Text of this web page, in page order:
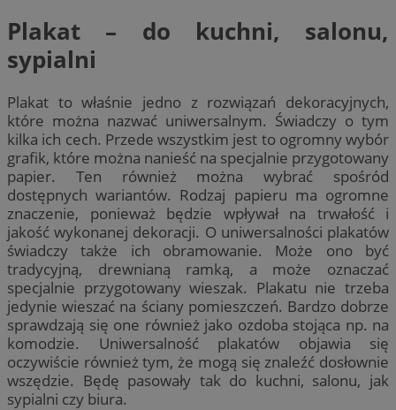
Plakat – do kuchni, salonu,
sypialni
Plakat to właśnie jedno z rozwiązań dekoracyjnych,
które można nazwać uniwersalnym. Świadczy o tym
kilka ich cech. Przede wszystkim jest to ogromny wybór
grafik, które można nanieść na specjalnie przygotowany
papier. Ten również można wybrać spośród
dostępnych wariantów. Rodzaj papieru ma ogromne
znaczenie, ponieważ będzie wpływał na trwałość i
jakość wykonanej dekoracji. O uniwersalności plakatów
świadczy także ich obramowanie. Może ono być
tradycyjną, drewnianą ramką, a może oznaczać
specjalnie przygotowany wieszak. Plakatu nie trzeba
jedynie wieszać na ściany pomieszczeń. Bardzo dobrze
sprawdzają się one również jako ozdoba stojąca np. na
komodzie. Uniwersalność plakatów objawia się
oczywiście również tym, że mogą się znaleźć dosłownie
wszędzie. Będę pasowały tak do kuchni, salonu, jak
sypialni czy biura.